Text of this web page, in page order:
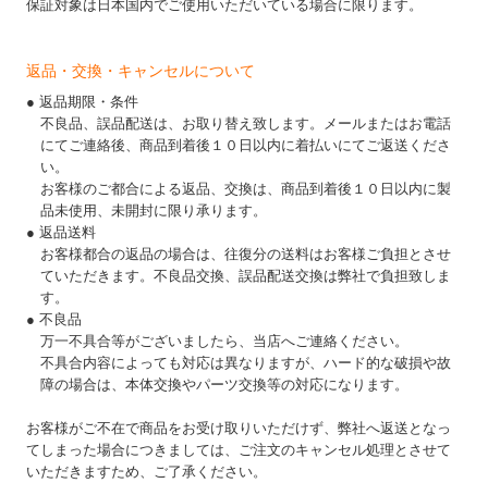
保証対象は日本国内でご使用いただいている場合に限ります。
返品・交換・キャンセルについて
● 返品期限・条件
不良品、誤品配送は、お取り替え致します。メールまたはお電話
にてご連絡後、商品到着後１０日以内に着払いにてご返送くださ
い。
お客様のご都合による返品、交換は、商品到着後１０日以内に製
品未使用、未開封に限り承ります。
● 返品送料
お客様都合の返品の場合は、往復分の送料はお客様ご負担とさせ
ていただきます。不良品交換、誤品配送交換は弊社で負担致しま
す。
● 不良品
万一不具合等がございましたら、当店へご連絡ください。
不具合内容によっても対応は異なりますが、ハード的な破損や故
障の場合は、本体交換やパーツ交換等の対応になります。
お客様がご不在で商品をお受け取りいただけず、弊社へ返送となっ
てしまった場合につきましては、ご注文のキャンセル処理とさせて
いただきますため、ご了承ください。